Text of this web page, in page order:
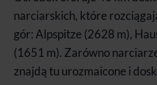
narciarskich, które
gór: Alpspitze (2628 m),
(1651 m). Zarówno
znajdą tu urozmaicone i